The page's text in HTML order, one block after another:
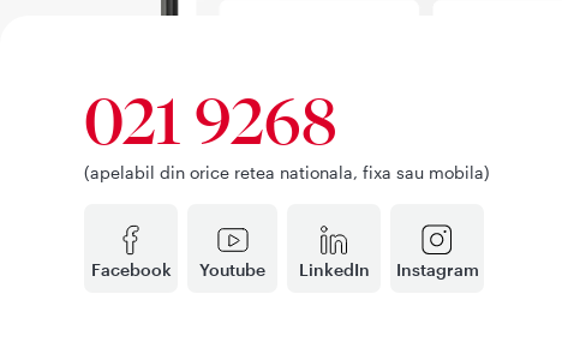
Facebook Youtube LinkedIn Instagram
021 9268
(apelabil din orice retea nationala, fixa sau mobila)